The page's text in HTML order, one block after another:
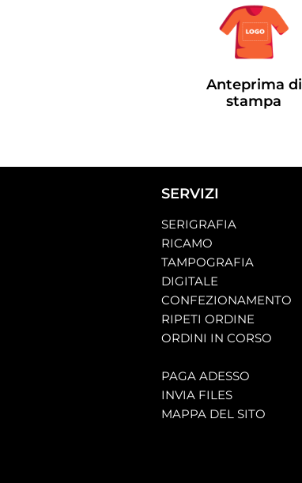
Anteprima di
stampa
SERVIZI
SERIGRAFIA
RICAMO
TAMPOGRAFIA
DIGITALE
CONFEZIONAMENTO
RIPETI ORDINE
ORDINI IN CORSO
PAGA ADESSO
INVIA FILES
MAPPA DEL SITO